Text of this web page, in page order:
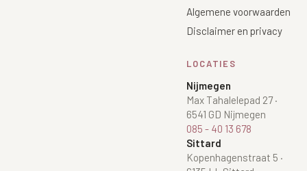
Algemene voorwaarden
Disclaimer en privacy
LOCATIES
Nijmegen
Max Tahalelepad 27·
6541 GD Nijmegen
085 - 40 13 678
Sittard
Kopenhagenstraat 5 ·